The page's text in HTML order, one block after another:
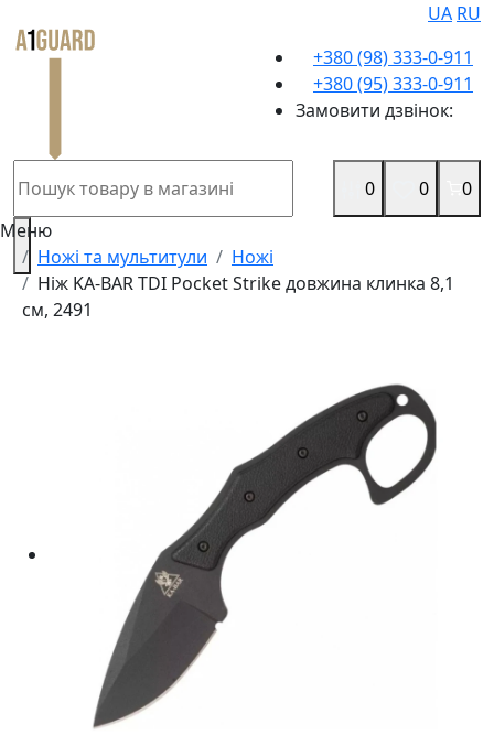
UA RU
+380 (98) 333-0-911
+380 (95) 333-0-911
Замовити дзвінок:
0 0
0
Меню
Ножі та мультитули
Ножі
Ніж KA-BAR TDI Pocket Strike довжина клинка 8,1
см, 2491